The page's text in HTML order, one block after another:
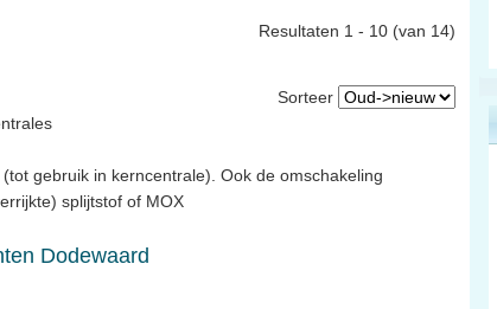
Resultaten 1 - 10 (van 14)
Sorteer
gebruik in kerncentrale). Ook de omschakeling
splijtstof of MOX
Dodewaard